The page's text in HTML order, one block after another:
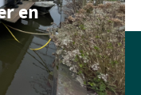
en